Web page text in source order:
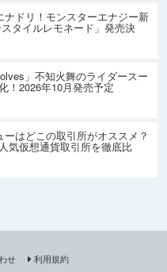
ドリ！モンスターエナジー新
タイルレモネード」発売決
」不知火舞のライダースー
！2026年10月発売予定
はどこの取引所がオススメ？
気仮想通貨取引所を徹底比
せ
利用規約